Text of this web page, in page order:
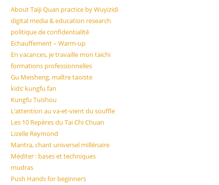
About Taiji Quan practice by Wuyizidi
digital media & education research
politique de confidentialité
Echauffement – Warm-up
En vacances, je travaille mon taichi
formations professionnelles
Gu Meisheng, maître taoiste
kids’ kungfu fan
Kungfu Tuishou
L’attention au va-et-vient du souffle
Les 10 Repères du Tai Chi Chuan
Lizelle Reymond
Mantra, chant universel millénaire
Méditer : bases et techniques
mudras
Push Hands for beginners